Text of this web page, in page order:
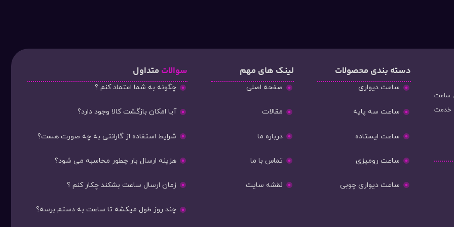
فروش ساعت
خدمت
دسته‌ بندی محصولات
ساعت دیواری
ساعت سه پایه
ساعت ایستاده
ساعت رومیزی
ساعت دیواری چوبی
لینک های مهم
صفحه اصلی
مقالات
درباره ما
تماس با ما
نقشه سایت
سوالات متداول
چگونه به شما اعتماد کنم ؟
آیا امکان بازگشت کالا وجود دارد؟
شرایط استفاده از گارانتی به چه صورت هست؟
هزینه ارسال بار چطور محاسبه می شود؟
زمان ارسال ساعت بشکند چکار کنم ؟
چند روز طول میکشه تا ساعت به دستم برسه؟